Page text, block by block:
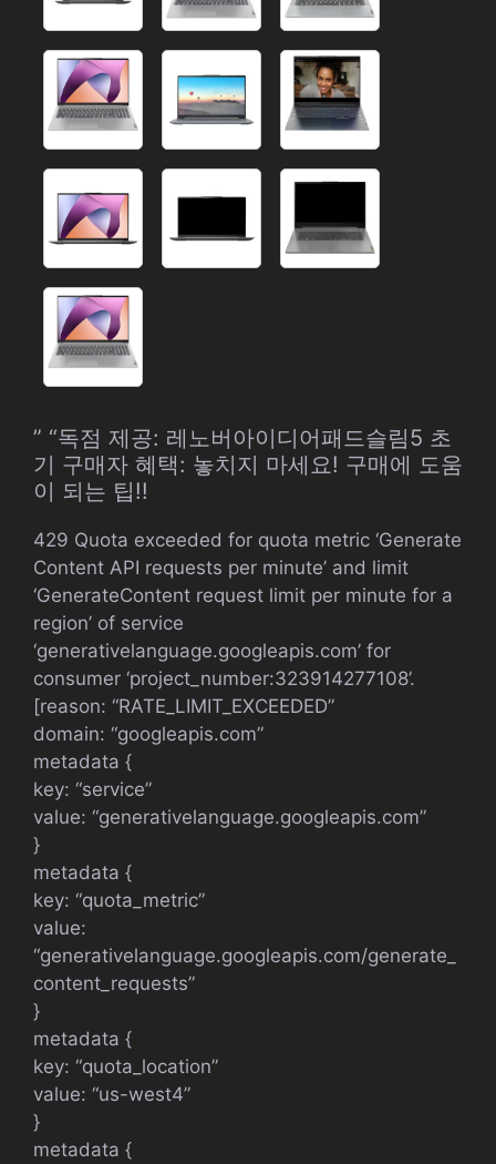
” “독점 제공: 레노버아이디어패드슬림5 초
기 구매자 혜택: 놓치지 마세요! 구매에 도움
이 되는 팁!!
429 Quota exceeded for quota metric ‘Generate
Content API requests per minute’ and limit
‘GenerateContent request limit per minute for a
region’ of service
‘generativelanguage.googleapis.com’ for
consumer ‘project_number:323914277108’.
[reason: “RATE_LIMIT_EXCEEDED”
domain: “googleapis.com”
metadata {
key: “service”
value: “generativelanguage.googleapis.com”
}
metadata {
key: “quota_metric”
value:
“generativelanguage.googleapis.com/generate_
content_requests”
}
metadata {
key: “quota_location”
value: “us-west4”
}
metadata {